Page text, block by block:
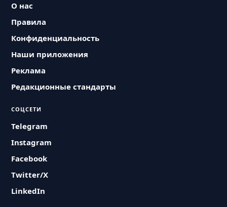
О нас
Правила
Конфиденциальность
Наши приложения
Реклама
Редакционные стандарты
СОЦСЕТИ
Telegram
Instagram
Facebook
Twitter/X
LinkedIn